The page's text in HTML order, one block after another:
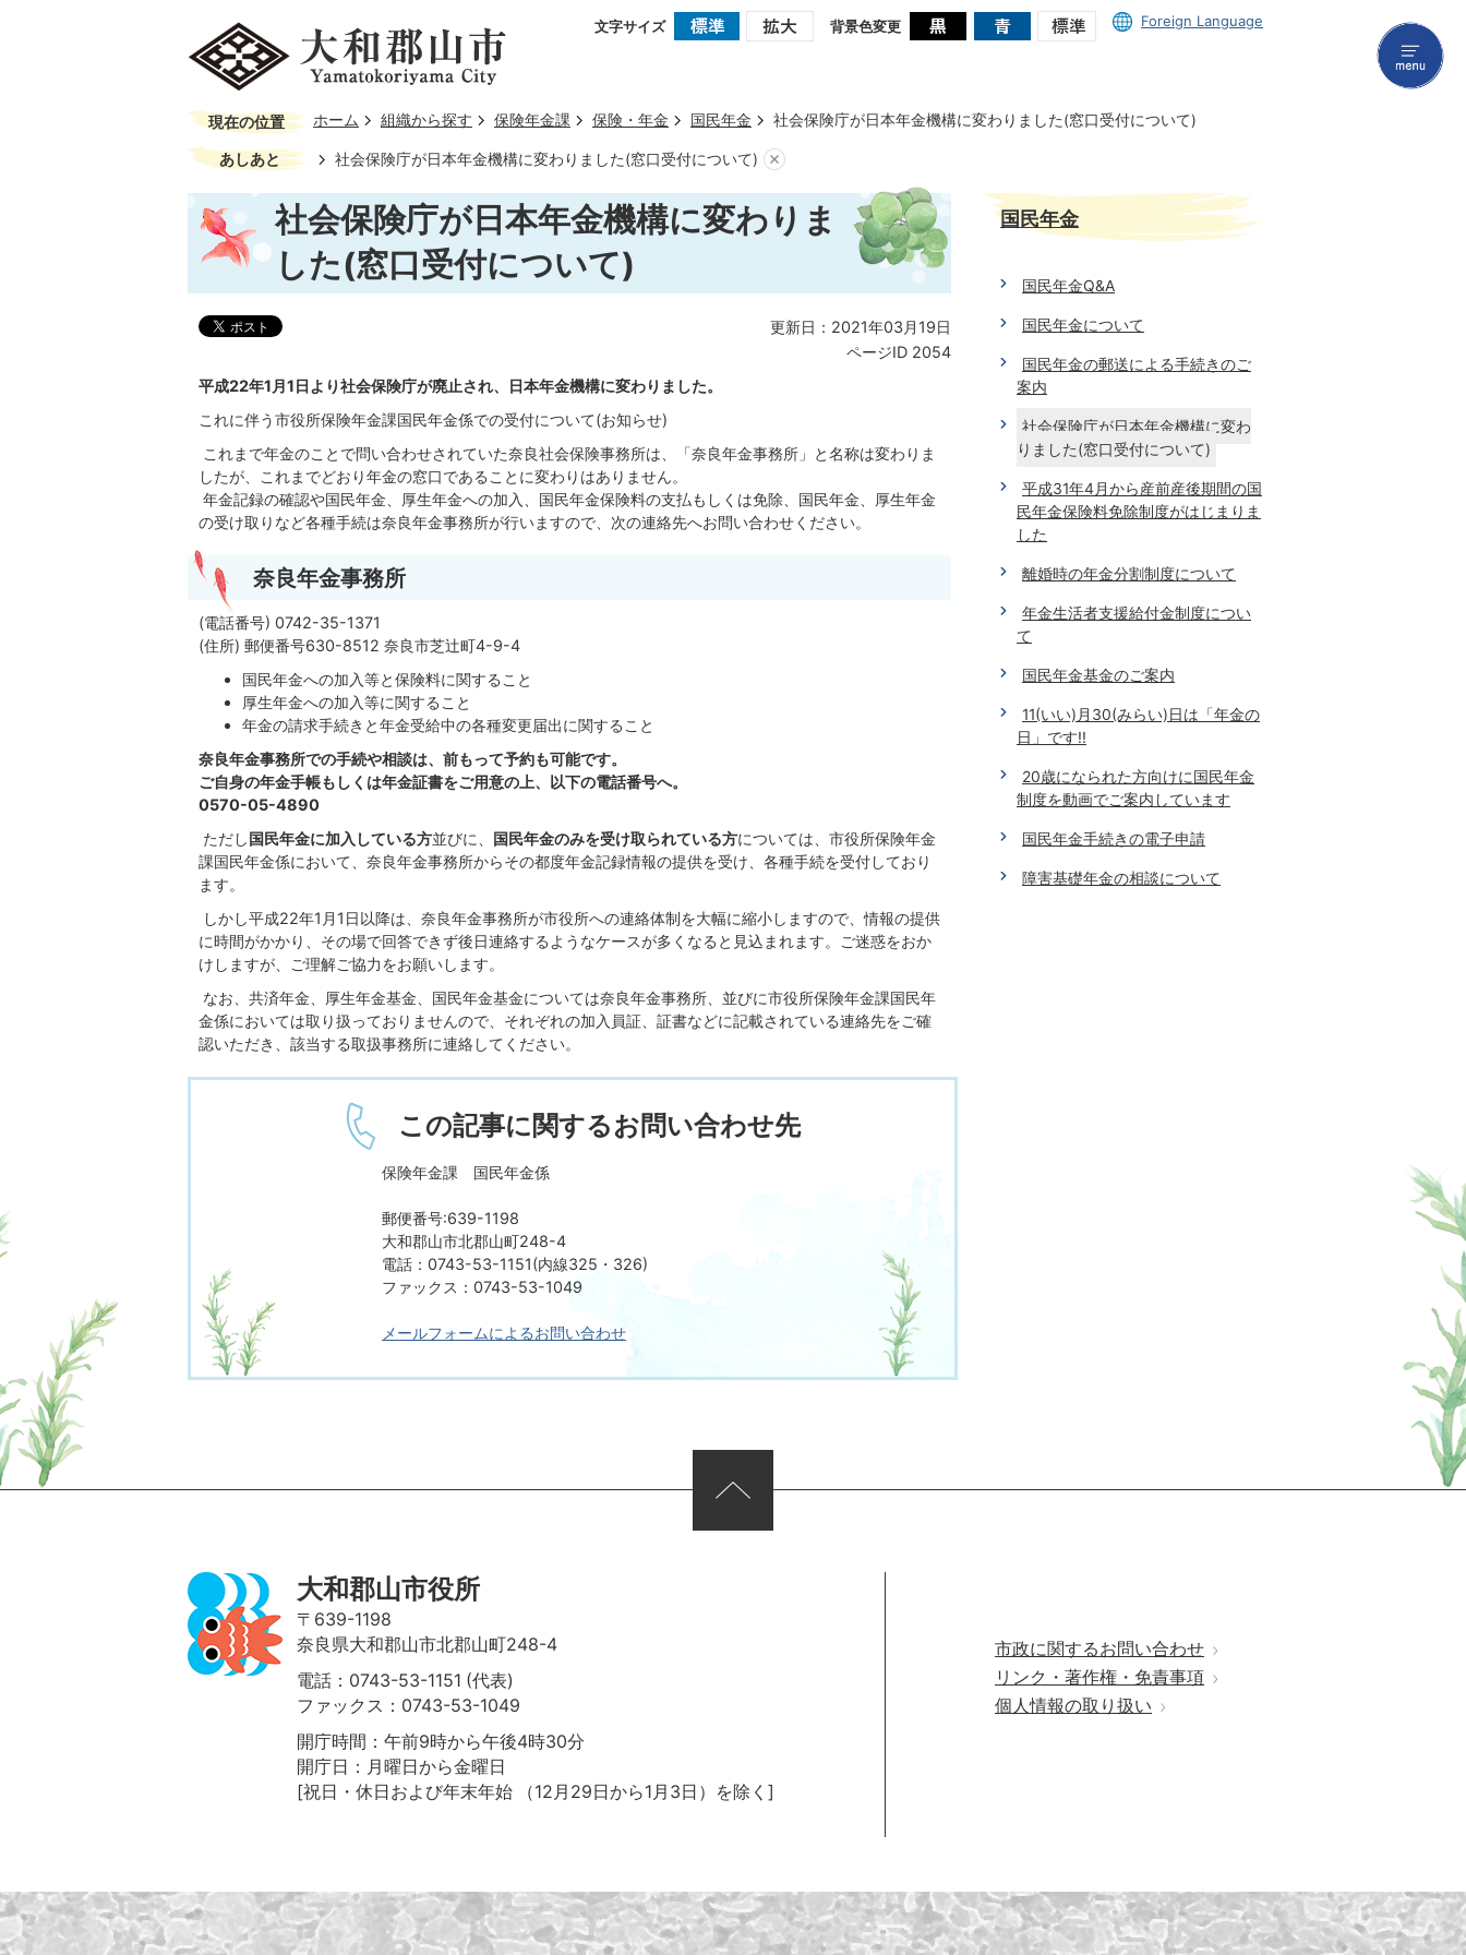
文字サイズ 背景色変更 Foreign Language
現在の位置 ホーム 組織から探す 保険年金課 保険・年金 国民年金 社会保険庁が日本年金機構に変わりました(窓口受付について)
あしあと 社会保険庁が日本年金機構に変わりました(窓口受付について)
社会保険庁が日本年金機構に変わりま
した(窓口受付について)
更新日：2021年03月19日
ページID 2054
平成22年1月1日より社会保険庁が廃止され、日本年金機構に変わりました。
これに伴う市役所保険年金課国民年金係での受付について(お知らせ)
これまで年金のことで問い合わせされていた奈良社会保険事務所は、「奈良年金事務所」と名称は変わりま
したが、これまでどおり年金の窓口であることに変わりはありません。
年金記録の確認や国民年金、厚生年金への加入、国民年金保険料の支払もしくは免除、国民年金、厚生年金
の受け取りなど各種手続は奈良年金事務所が行いますので、次の連絡先へお問い合わせください。
奈良年金事務所
(電話番号) 0742-35-1371
(住所) 郵便番号630-8512 奈良市芝辻町4-9-4
国民年金への加入等と保険料に関すること
厚生年金への加入等に関すること
年金の請求手続きと年金受給中の各種変更届出に関すること
奈良年金事務所での手続や相談は、前もって予約も可能です。
ご自身の年金手帳もしくは年金証書をご用意の上、以下の電話番号へ。
0570-05-4890
ただし国民年金に加入している方並びに、 国民年金のみを受け取られている方については、市役所保険年金
課国民年金係において、奈良年金事務所からその都度年金記録情報の提供を受け、各種手続を受付しており
ます。
しかし平成22年1月1日以降は、奈良年金事務所が市役所への連絡体制を大幅に縮小しますので、情報の提供
に時間がかかり、その場で回答できず後日連絡するようなケースが多くなると見込まれます。ご迷惑をおか
けしますが、ご理解ご協力をお願いします。
なお、共済年金、厚生年金基金、国民年金基金については奈良年金事務所、並びに市役所保険年金課国民年
金係においては取り扱っておりませんので、それぞれの加入員証、証書などに記載されている連絡先をご確
認いただき、該当する取扱事務所に連絡してください。
この記事に関するお問い合わせ先
保険年金課 国民年金係
郵便番号:639-1198
大和郡山市北郡山町248-4
電話：0743-53-1151(内線325・326)
ファックス：0743-53-1049
メールフォームによるお問い合わせ
国民年金
国民年金Q&A
国民年金について
国民年金の郵送による手続きのご
案内
社会保険庁が日本年金機構に変わ
りました(窓口受付について)
平成31年4月から産前産後期間の国
民年金保険料免除制度がはじまりま
した
離婚時の年金分割制度について
年金生活者支援給付金制度につい
て
国民年金基金のご案内
11(いい)月30(みらい)日は「年金の
日」です!!
20歳になられた方向けに国民年金
制度を動画でご案内しています
国民年金手続きの電子申請
障害基礎年金の相談について
大和郡山市役所
〒639-1198
奈良県大和郡山市北郡山町248-4
電話：0743-53-1151 (代表)
ファックス：0743-53-1049
開庁時間：午前9時から午後4時30分
開庁日：月曜日から金曜日
[祝日・休日および年末年始
（12月29日から1月3日）を除く]
市政に関するお問い合わせ
リンク・著作権・免責事項
個人情報の取り扱い